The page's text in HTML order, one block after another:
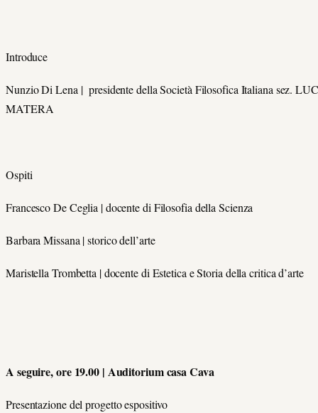
Introduce
Nunzio Di Lena | presidente della Società Filosofica Italiana sez.
MATERA
Ospiti
Francesco De Ceglia | docente di Filosofia della Scienza
Barbara Missana | storico dell’arte
Maristella Trombetta | docente di Estetica e Storia della critica d’arte
A seguire, ore 19.00 | Auditorium casa Cava
Presentazione del progetto espositivo